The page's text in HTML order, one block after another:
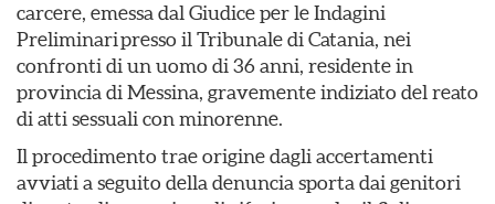
carcere, emessa dal Giudice per le Indagini
Preliminari presso il Tribunale di Catania, nei
confronti di un uomo di 36 anni, residente in
provincia di Messina, gravemente indiziato del reato
di atti sessuali con minorenne.
Il procedimento trae origine dagli accertamenti
avviati a seguito della denuncia sporta dai genitori